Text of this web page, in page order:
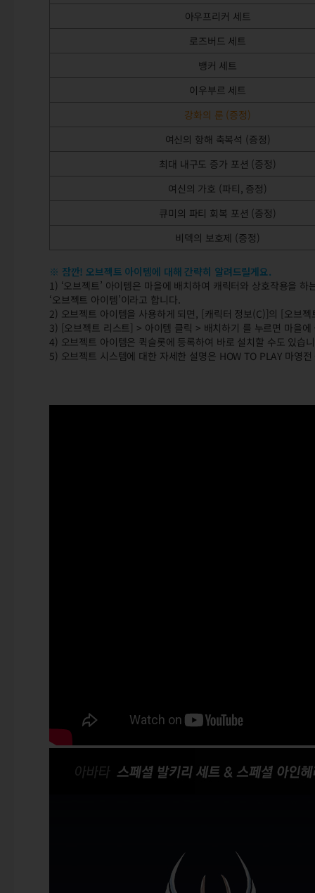
아우프리커 세트
로즈버드 세트
뱅커 세트
이우부르 세트
강화의 룬 (증정)
여신의 항해 축복석 (증정)
최대 내구도 증가 포션 (증정)
여신의 가호 (파티, 증정)
큐미의 파티 회복 포션 (증정)
비덱의 보호제 (증정)
※ 잠깐! 오브젝트 아이템에 대해 간략히 알려드릴게요.
1) ‘오브젝트’ 아이템은 마을에 배치하여 캐릭터와 상호작용을
‘오브젝트 아이템’이라고 합니다.
2) 오브젝트 아이템을 사용하게 되면, [캐릭터 정보(C)]의 [오브
3) [오브젝트 리스트] > 아이템 클릭 > 배치하기 를 누르면 마을에
4) 오브젝트 아이템은 퀵슬롯에 등록하여 바로 설치할 수도 있습
5) 오브젝트 시스템에 대한 자세한 설명은 HOW TO PLAY 마영